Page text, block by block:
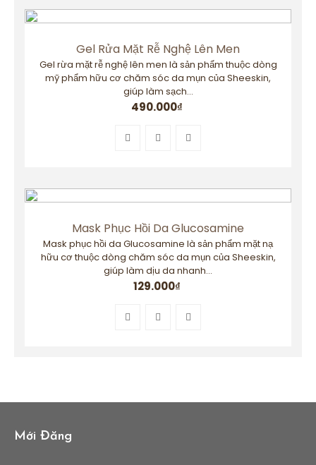
Gel Rửa Mặt Rễ Nghệ Lên Men
Gel rừa mặt rễ nghệ lên men là sản phẩm thuộc dòng
mỹ phẩm hữu cơ chăm sóc da mụn của Sheeskin,
giúp làm sạch...
490.000₫
Mask Phục Hồi Da Glucosamine
Mask phục hồi da Glucosamine là sản phẩm mặt nạ
hữu cơ thuộc dòng chăm sóc da mụn của Sheeskin,
giúp làm dịu da nhanh...
129.000₫
Mới Đăng